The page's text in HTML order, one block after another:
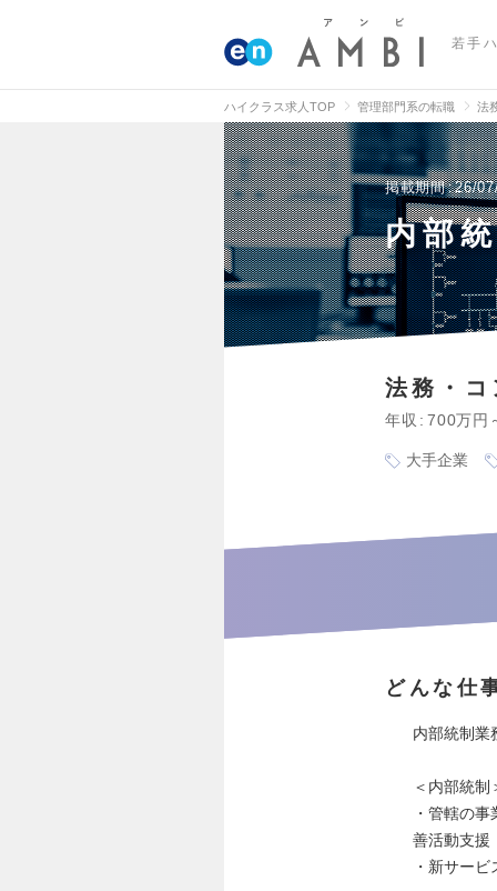
若手
ハイクラス求人TOP 管理部門系の転職 法
掲載期間 26/
内部
法務・
年収 700万円
大手企業
どんな仕
内部統制業
＜内部統制
・管轄の
善活動支援
・新サー